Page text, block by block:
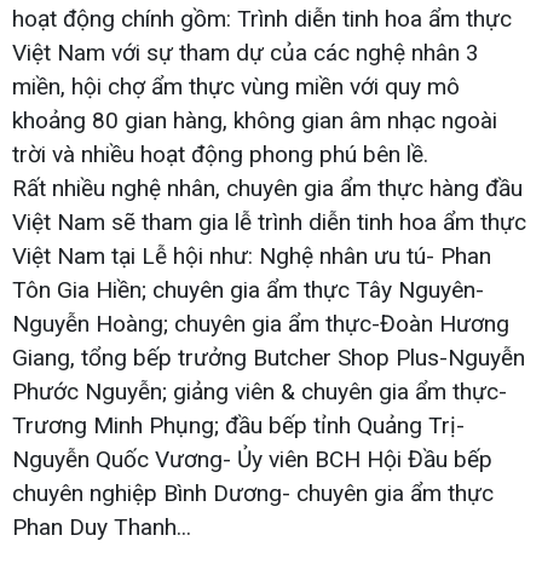
hoạt động chính gồm: Trình diễn tinh hoa ẩm thực
Việt Nam với sự tham dự của các nghệ nhân 3
miền, hội chợ ẩm thực vùng miền với quy mô
khoảng 80 gian hàng, không gian âm nhạc ngoài
trời và nhiều hoạt động phong phú bên lề.
Rất nhiều nghệ nhân, chuyên gia ẩm thực hàng đầu
Việt Nam sẽ tham gia lễ trình diễn tinh hoa ẩm thực
Việt Nam tại Lễ hội như: Nghệ nhân ưu tú- Phan
Tôn Gia Hiền; chuyên gia ẩm thực Tây Nguyên-
Nguyễn Hoàng; chuyên gia ẩm thực-Đoàn Hương
Giang, tổng bếp trưởng Butcher Shop Plus-Nguyễn
Phước Nguyễn; giảng viên & chuyên gia ẩm thực-
Trương Minh Phụng; đầu bếp tỉnh Quảng Trị-
Nguyễn Quốc Vương- Ủy viên BCH Hội Đầu bếp
chuyên nghiệp Bình Dương- chuyên gia ẩm thực
Phan Duy Thanh...